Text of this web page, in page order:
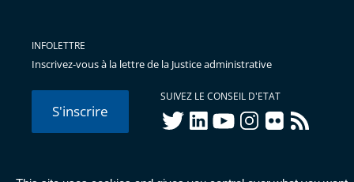
INFOLETTRE
Inscrivez-vous à la lettre de la Justice administrative
S'inscrire
SUIVEZ LE CONSEIL D'ETAT
twitterlinkedInyoutubeinstagram
flickr rss